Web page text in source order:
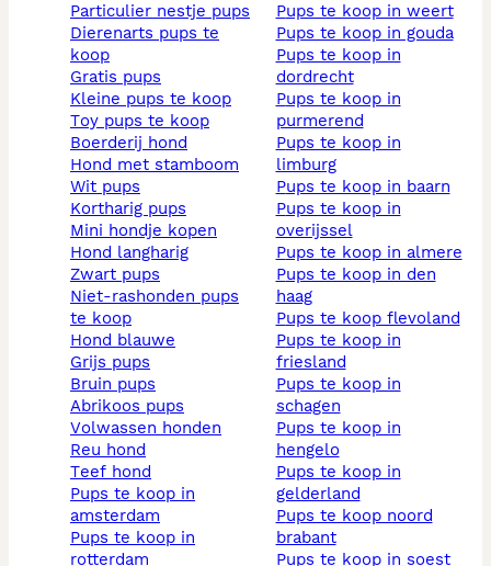
particulier nestje pups
dierenarts pups te
koop
gratis pups
kleine pups te koop
toy pups te koop
boerderij hond
hond met stamboom
wit pups
kortharig pups
mini hondje kopen
hond langharig
zwart pups
niet-rashonden pups
te koop
hond blauwe
grijs pups
bruin pups
abrikoos pups
volwassen honden
reu hond
teef hond
pups te koop in
amsterdam
pups te koop in
rotterdam
pups te koop in weert
pups te koop in gouda
pups te koop in
dordrecht
pups te koop in
purmerend
pups te koop in
limburg
pups te koop in baarn
pups te koop in
overijssel
pups te koop in almere
pups te koop in den
haag
pups te koop flevoland
pups te koop in
friesland
pups te koop in
schagen
pups te koop in
hengelo
pups te koop in
gelderland
pups te koop noord
brabant
pups te koop in soest